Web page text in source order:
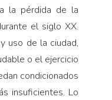
la pérdida de la
el siglo XX.
uso de la ciudad,
o el ejercicio
condicionados
insuficientes. Lo